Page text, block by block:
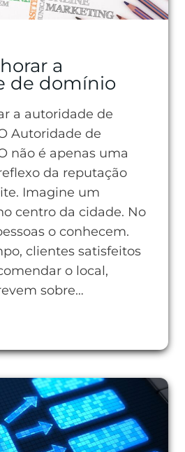
a
de domínio
a autoridade de
Autoridade de
não é apenas uma
da reputação
Imagine um
centro da cidade. No
o conhecem.
clientes satisfeitos
o local,
sobre…